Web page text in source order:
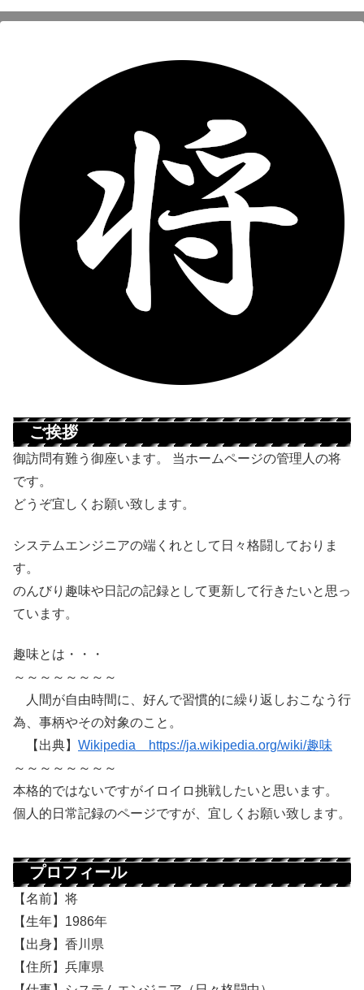
ご挨拶
御訪問有難う御座います。 当ホームページの管理人の将
です。
どうぞ宜しくお願い致します。
システムエンジニアの端くれとして日々格闘しておりま
す。
のんびり趣味や日記の記録として更新して行きたいと思っ
ています。
趣味とは・・・
～～～～～～～～
人間が自由時間に、好んで習慣的に繰り返しおこなう行
為、事柄やその対象のこと。
【出典】 Wikipedia https://ja.wikipedia.org/wiki/趣味
～～～～～～～～
本格的ではないですがイロイロ挑戦したいと思います。
個人的日常記録のページですが、宜しくお願い致します。
プロフィール
【名前】将
【生年】1986年
【出身】香川県
【住所】兵庫県